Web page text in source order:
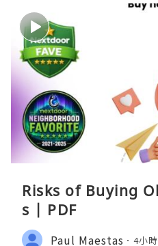
Risks of Buying
s | PDF
Paul Maestas 4小